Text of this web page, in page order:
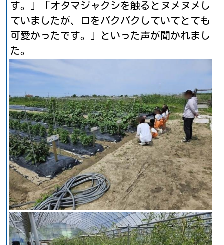
す。」「オタマジャクシを触るとヌメヌメし
ていましたが、口をパクパクしていてとても
可愛かったです。」といった声が聞かれまし
た。